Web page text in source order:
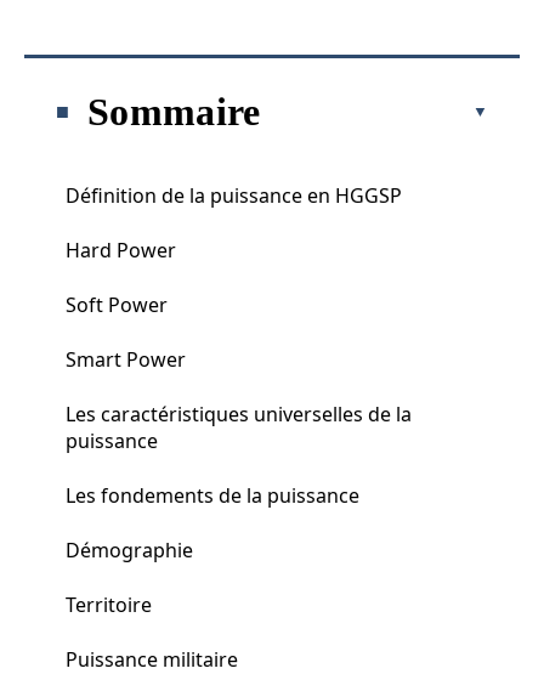
Sommaire
Définition de la puissance en HGGSP
Hard Power
Soft Power
Smart Power
Les caractéristiques universelles de la
puissance
Les fondements de la puissance
Démographie
Territoire
Puissance militaire